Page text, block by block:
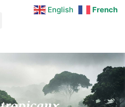
English French